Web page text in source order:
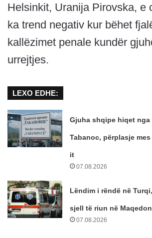
Helsinkit, Uranija Pirovska, e
ka trend negativ kur bëhet
kallëzimet penale kundër
urrejtjes.
LEXO EDHE:
Gjuha shqipe hiqet nga
Tabanoc, përplasje mes
it
07.08.2026
Lëndim i rëndë në
sjell të riun në
07.08.2026